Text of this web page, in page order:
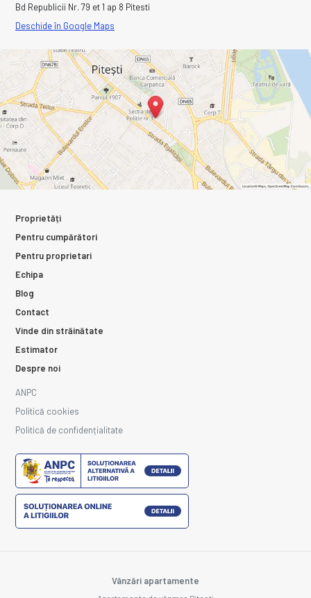
Bd Republicii Nr. 79 et 1 ap 8 Pitesti
Deschide în Google Maps
Proprietăți
Pentru cumpărători
Pentru proprietari
Echipa
Blog
Contact
Vinde din străinătate
Estimator
Despre noi
ANPC
Politică cookies
Politică de confidențialitate
Vânzări apartamente